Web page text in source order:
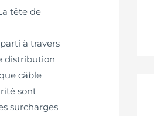
tête de
à travers
distribution
câble
sont
surcharges